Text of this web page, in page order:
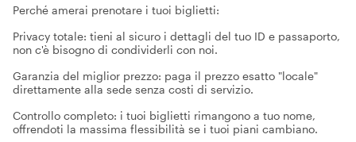
Perché amerai prenotare i tuoi biglietti:
Privacy totale: tieni al sicuro i dettagli del tuo ID e passaporto,
non c'è bisogno di condividerli con noi.
Garanzia del miglior prezzo: paga il prezzo esatto "locale"
direttamente alla sede senza costi di servizio.
Controllo completo: i tuoi biglietti rimangono a tuo nome,
offrendoti la massima flessibilità se i tuoi piani cambiano.